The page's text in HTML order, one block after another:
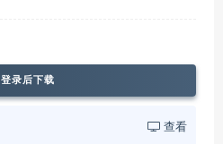
登录后下载
查看